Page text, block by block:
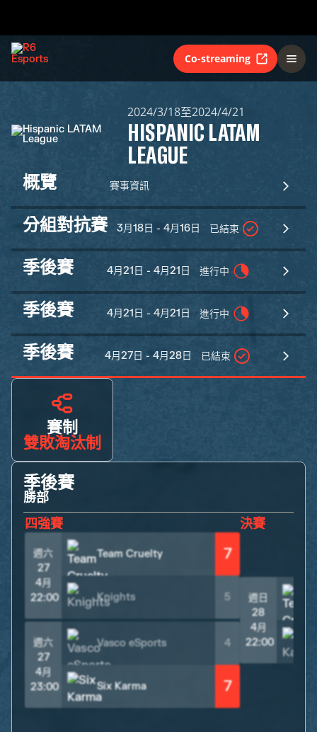
Co-streaming
2024/3/18至2024/4/21
HISPANIC LATAM
LEAGUE
概覽 賽事資訊
分組對抗賽 3月18日 - 4月16日 已結束
季後賽 4月21日 - 4月21日 進行中
季後賽 4月21日 - 4月21日 進行中
季後賽 4月27日 - 4月28日 已結束
賽制
雙敗淘汰制
季後賽
勝部
四強賽
週六
27
4月
22:00
Team Cruelty 7
Knights 5
週六
27
4月
23:00
Vasco eSports 4
Six Karma 7
決賽
週日
28
4月
22:00